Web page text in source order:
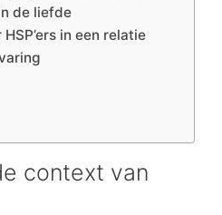
de liefde
in een relatie
context van